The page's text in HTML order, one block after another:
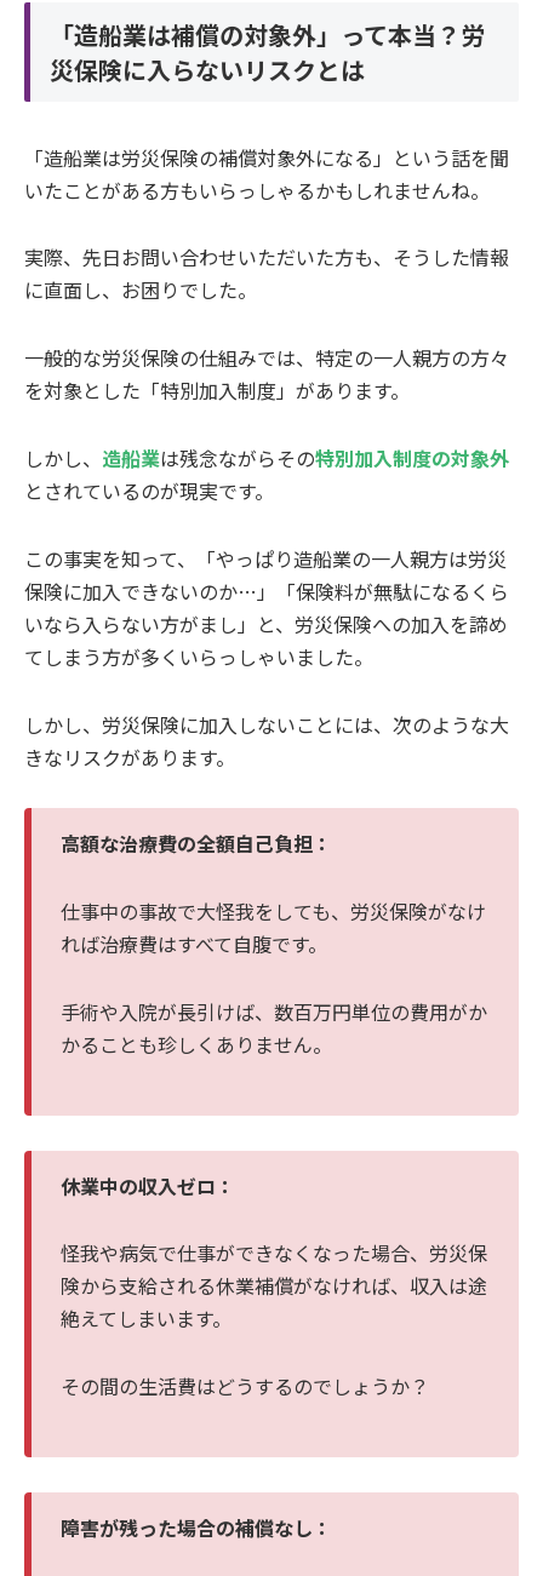
「造船業は補償の対象外」って本当？労
災保険に入らないリスクとは
「造船業は労災保険の補償対象外になる」という話を聞
いたことがある方もいらっしゃるかもしれませんね。
実際、先日お問い合わせいただいた方も、そうした情報
に直面し、お困りでした。
一般的な労災保険の仕組みでは、特定の一人親方の方々
を対象とした「特別加入制度」があります。
しかし、 造船業は残念ながらその特別加入制度の対象外
とされているのが現実です。
この事実を知って、「やっぱり造船業の一人親方は労災
保険に加入できないのか…」「保険料が無駄になるくら
いなら入らない方がまし」と、労災保険への加入を諦め
てしまう方が多くいらっしゃいました。
しかし、労災保険に加入しないことには、次のような大
きなリスクがあります。
高額な治療費の全額自己負担：
仕事中の事故で大怪我をしても、労災保険がなけ
れば治療費はすべて自腹です。
手術や入院が長引けば、数百万円単位の費用がか
かることも珍しくありません。
休業中の収入ゼロ：
怪我や病気で仕事ができなくなった場合、労災保
険から支給される休業補償がなければ、収入は途
絶えてしまいます。
その間の生活費はどうするのでしょうか？
障害が残った場合の補償なし：